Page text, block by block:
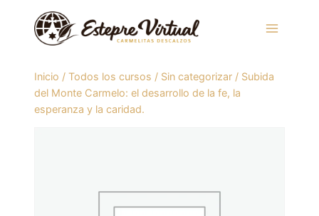
contenido
Inicio / Todos los cursos / Sin categorizar / Subida
del Monte Carmelo: el desarrollo de la fe, la
esperanza y la caridad.